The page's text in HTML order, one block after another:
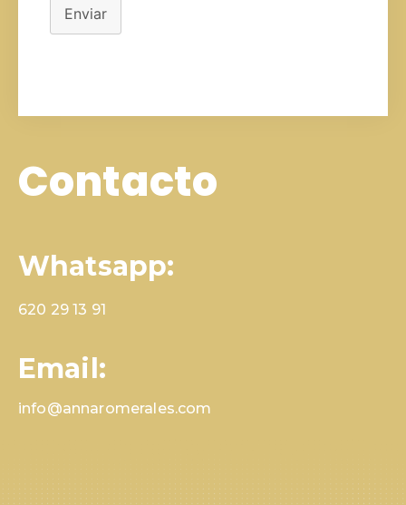
Enviar
Contacto
Whatsapp:
620 29 13 91
Email:
info@annaromerales.com